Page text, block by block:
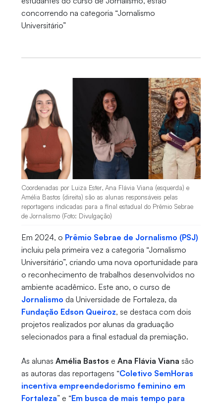
concorrendo na categoria “Jornalismo
Universitário”
Coordenadas por Luiza Ester, Ana Flávia Viana (esquerda) e
Amélia Bastos (direita) são as alunas responsáveis pelas
reportagens indicadas para a final estadual do Prêmio Sebrae
de Jornalismo (Foto: Divulgação)
Em 2024, o Prêmio Sebrae de Jornalismo (PSJ)
incluiu pela primeira vez a categoria “Jornalismo
Universitário”, criando uma nova oportunidade para
o reconhecimento de trabalhos desenvolvidos no
ambiente acadêmico. Este ano, o curso de
Jornalismo da Universidade de Fortaleza, da
Fundação Edson Queiroz, se destaca com dois
projetos realizados por alunas da graduação
selecionados para a final estadual da premiação.
As alunas Amélia Bastos e Ana Flávia Viana são
as autoras das reportagens “Coletivo SemHoras
incentiva empreendedorismo feminino em
Fortaleza” e “Em busca de mais tempo para